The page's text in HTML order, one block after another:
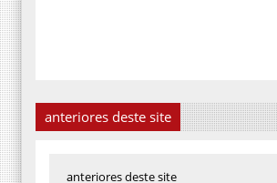
anteriores deste site